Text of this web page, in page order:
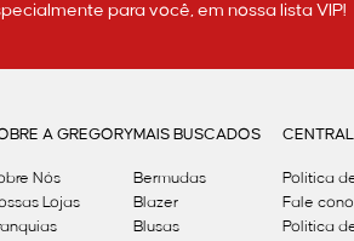
para você, em nossa lista VIP!
A GREGORY
Nós
Lojas
MAIS BUSCADOS
Bermudas
Blazer
Blusas
Política
Fale
Politica